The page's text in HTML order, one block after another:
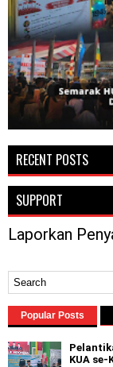
RECENT POSTS
SUPPORT
Laporkan
Popular Posts
KUA